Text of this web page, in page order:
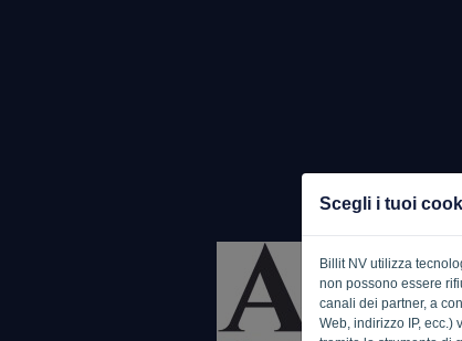
Scegli i tuoi
Billit NV utilizza
non possono essere
canali dei partner, a
Web, indirizzo IP, ecc.)